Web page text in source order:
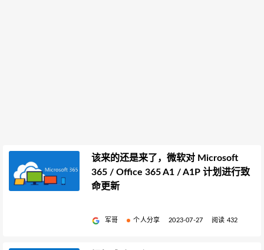
该来的还是来了，微软对 Microsoft
365 / Office 365 A1 / A1P 计划进行致
命更新
军哥 个人分享 2023-07-27 阅读 432